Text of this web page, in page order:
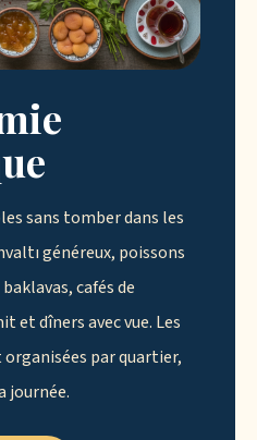
sans tomber dans les
généreux, poissons
cafés de
et dîners avec vue. Les
par quartier,
journée.